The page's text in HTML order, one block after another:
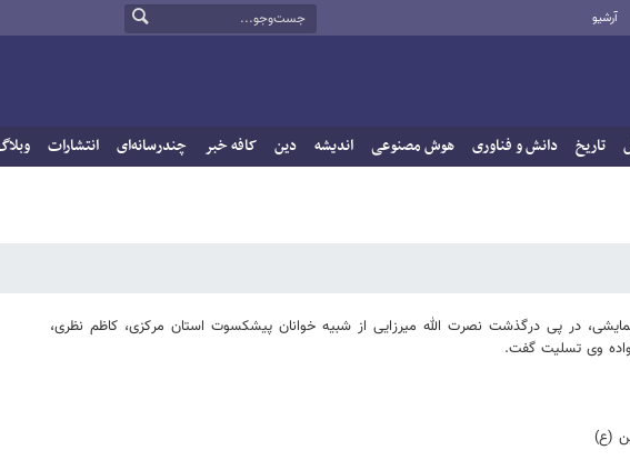
آرشیو
تاریخ دانش و فناوری هوش مصنوعی اندیشه دین کافه خبر چندرسانه‌ای انتشارات
در پی درگذشت نصرت الله میرزایی از شبیه خوانان پیشکسوت استان مرکزی، کاظم نظری،
وی تسلیت گفت.
(ع)